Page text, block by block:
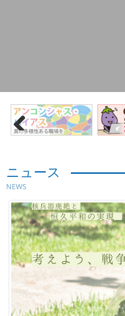
ニュース
NEWS